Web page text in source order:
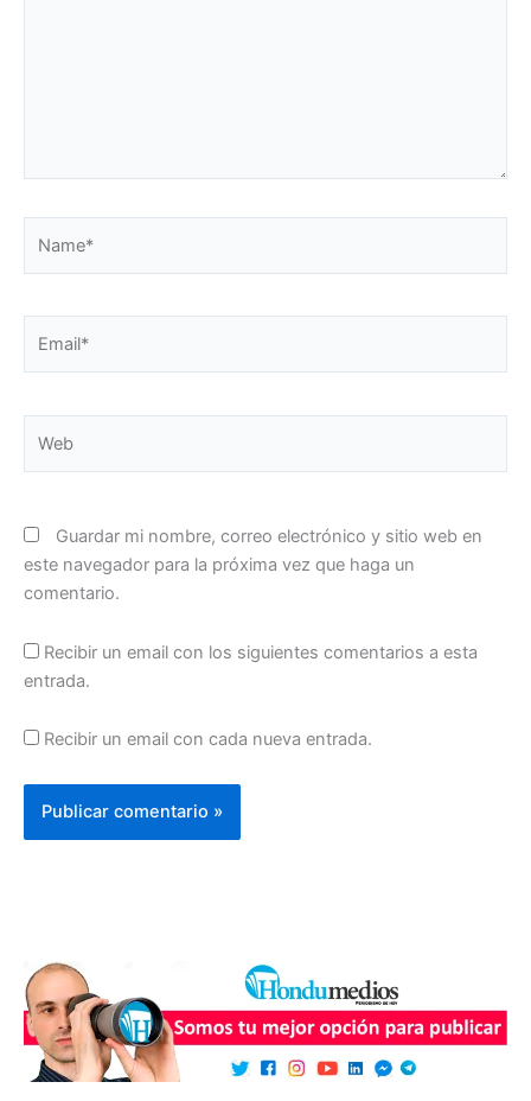
Guardar mi nombre, correo electrónico y sitio web en
este navegador para la próxima vez que haga un
comentario.
Recibir un email con los siguientes comentarios a esta
entrada.
Recibir un email con cada nueva entrada.